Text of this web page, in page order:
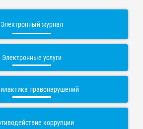
Электронный журнал
Электронные услуги
правонарушений
коррупции